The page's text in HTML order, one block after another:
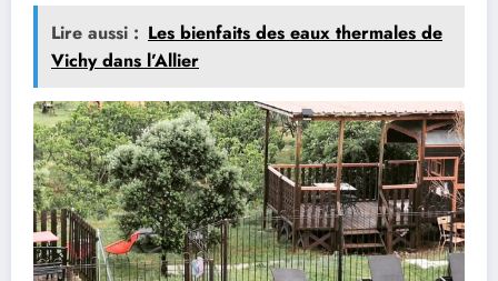
Lire aussi : Les bienfaits des eaux thermales de
Vichy dans l’Allier